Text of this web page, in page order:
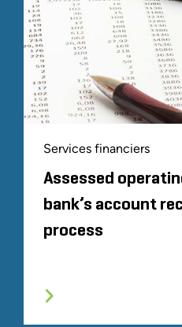
Services financiers
Assessed
bank’s account
process